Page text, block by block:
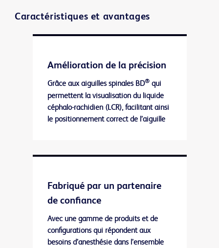
Caractéristiques et avantages
Amélioration de la précision
Grâce aux aiguilles spinales BD®qui
permettent la visualisation du liquide
céphalo-rachidien (LCR), facilitant ainsi
le positionnement correct de l’aiguille
Fabriqué par un partenaire
de confiance
Avec une gamme de produits et de
configurations qui répondent aux
besoins d’anesthésie dans l’ensemble